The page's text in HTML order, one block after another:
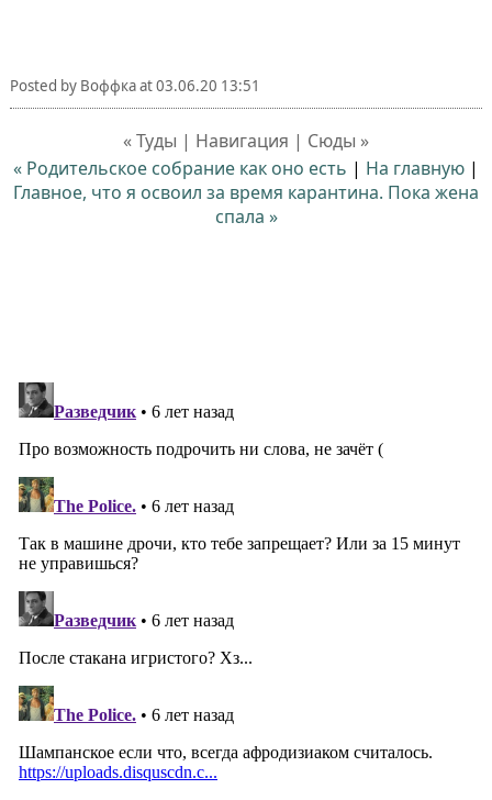
Posted by Воффкаat03.06.20 13:51
« Туды | Навигация | Сюды »
« Родительское собрание как оно есть | На главную |
Главное, что я освоил за время карантина. Пока жена
спала »